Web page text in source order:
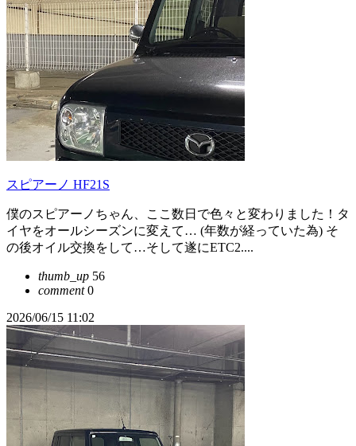
スピアーノ HF21S
僕のスピアーノちゃん、ここ数日で色々と変わりました！タ
イヤをオールシーズンに変えて… (年数が経っていた為) そ
の後オイル交換をして…そして遂にETC2....
thumb_up 56
comment0
2026/06/15 11:02